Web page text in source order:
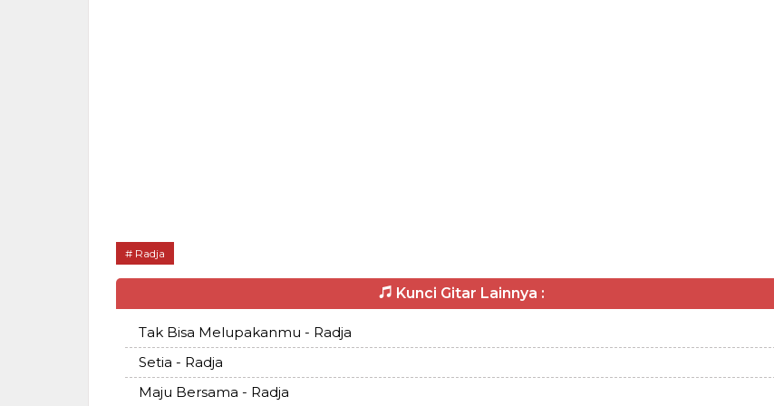
Radja
Kunci Gitar Lainnya :
Tak Bisa Melupakanmu - Radja
Setia - Radja
Maju Bersama - Radja